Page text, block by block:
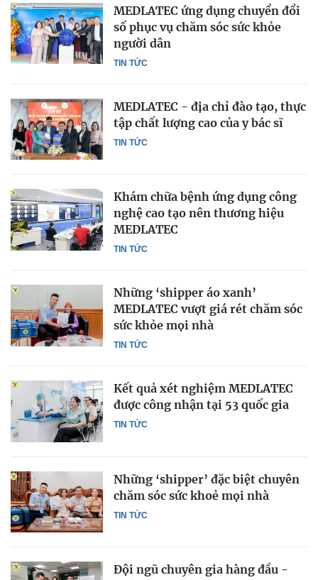
TIN TỨC
MEDLATEC ứng dụng chuyển đổi
số phục vụ chăm sóc sức khỏe
người dân
TIN TỨC
MEDLATEC - địa chỉ đào tạo, thực
tập chất lượng cao của y bác sĩ
TIN TỨC
Khám chữa bệnh ứng dụng công
nghệ cao tạo nên thương hiệu
MEDLATEC
TIN TỨC
Những ‘shipper áo xanh’
MEDLATEC vượt giá rét chăm sóc
sức khỏe mọi nhà
TIN TỨC
Kết quả xét nghiệm MEDLATEC
được công nhận tại 53 quốc gia
TIN TỨC
Những ‘shipper’ đặc biệt chuyên
chăm sóc sức khoẻ mọi nhà
Đội ngũ chuyên gia hàng đầu -